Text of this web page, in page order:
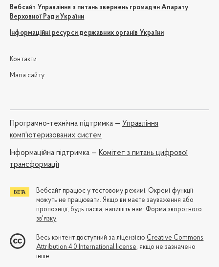
Вебсайт Управління з питань звернень громадян Апарату
Верховної Ради України
Інформаційні ресурси державних органів України
Контакти
Мапа сайту
Програмно-технічна підтримка — Управління
комп'ютеризованих систем
Iнформаційна підтримка — Комітет з питань цифрової
трансформації
Вебсайт працює у тестовому режимі. Окремі функції
можуть не працювати. Якщо ви маєте зауваження або
пропозиції, будь ласка, напишіть нам: Форма зворотного
зв'язку
Весь контент доступний за ліцензією Creative Commons
Attribution 4.0 International license, якщо не зазначено
інше